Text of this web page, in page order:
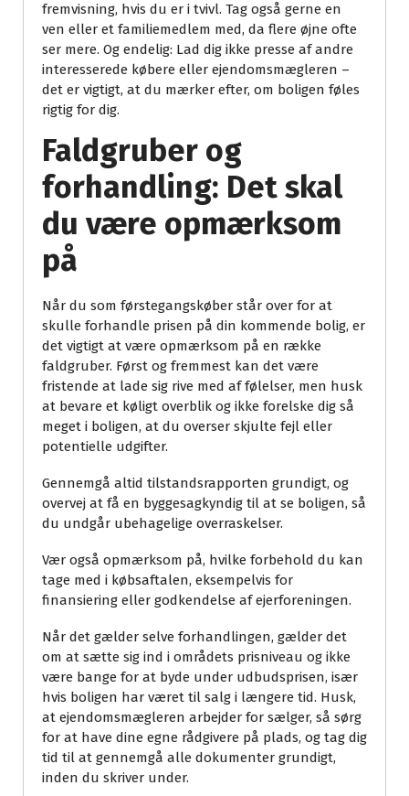
fremvisning, hvis du er i tvivl. Tag også gerne en
ven eller et familiemedlem med, da flere øjne ofte
ser mere. Og endelig: Lad dig ikke presse af andre
interesserede købere eller ejendomsmægleren –
det er vigtigt, at du mærker efter, om boligen føles
rigtig for dig.
Faldgruber og
forhandling: Det skal
du være opmærksom
på
Når du som førstegangskøber står over for at
skulle forhandle prisen på din kommende bolig, er
det vigtigt at være opmærksom på en række
faldgruber. Først og fremmest kan det være
fristende at lade sig rive med af følelser, men husk
at bevare et køligt overblik og ikke forelske dig så
meget i boligen, at du overser skjulte fejl eller
potentielle udgifter.
Gennemgå altid tilstandsrapporten grundigt, og
overvej at få en byggesagkyndig til at se boligen, så
du undgår ubehagelige overraskelser.
Vær også opmærksom på, hvilke forbehold du kan
tage med i købsaftalen, eksempelvis for
finansiering eller godkendelse af ejerforeningen.
Når det gælder selve forhandlingen, gælder det
om at sætte sig ind i områdets prisniveau og ikke
være bange for at byde under udbudsprisen, især
hvis boligen har været til salg i længere tid. Husk,
at ejendomsmægleren arbejder for sælger, så sørg
for at have dine egne rådgivere på plads, og tag dig
tid til at gennemgå alle dokumenter grundigt,
inden du skriver under.